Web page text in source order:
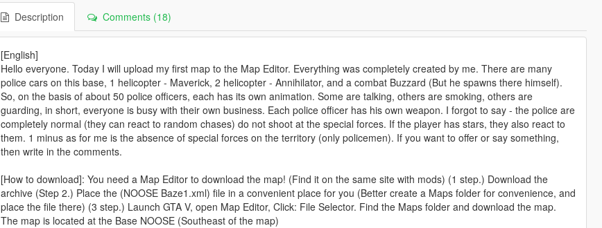
Description Comments (18)
[English]
Hello everyone. Today I will upload my first map to the Map Editor. Everything was completely created by me. There are many
police cars on this base, 1 helicopter - Maverick, 2 helicopter - Annihilator, and a combat Buzzard (But he spawns there himself).
So, on the basis of about 50 police officers, each has its own animation. Some are talking, others are smoking, others are
guarding, in short, everyone is busy with their own business. Each police officer has his own weapon. I forgot to say - the police are
completely normal (they can react to random chases) do not shoot at the special forces. If the player has stars, they also react to
them. 1 minus as for me is the absence of special forces on the territory (only policemen). If you want to offer or say something,
then write in the comments.
[How to download]: You need a Map Editor to download the map! (Find it on the same site with mods) (1 step.) Download the
archive (Step 2.) Place the (NOOSE Baze1.xml) file in a convenient place for you (Better create a Maps folder for convenience, and
place the file there) (3 step.) Launch GTA V, open Map Editor, Click: File Selector. Find the Maps folder and download the map.
The map is located at the Base NOOSE (Southeast of the map)